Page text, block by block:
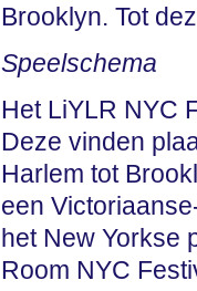
Brooklyn. Tot
Speelschema
Het LiYLR NYC
Deze vinden
Harlem tot
een
het New Yorkse
Room NYC